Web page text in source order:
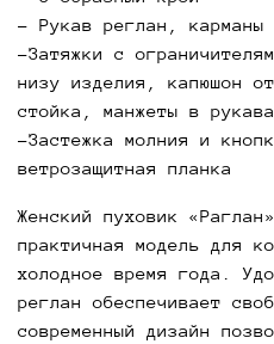
- Рукав реглан, карманы
-Затяжки с
низу изделия, капюшон
стойка, манжеты в
-Застежка молния и
ветрозащитная планка
Женский пуховик
практичная модель для
холодное время года.
реглан обеспечивает
современный дизайн